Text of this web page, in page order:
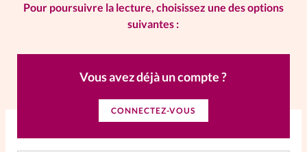
Changement d'adresse
Pour poursuivre la lecture, choisissez une des options
suivantes :
Vous avez déjà un compte ?
CONNECTEZ-VOUS